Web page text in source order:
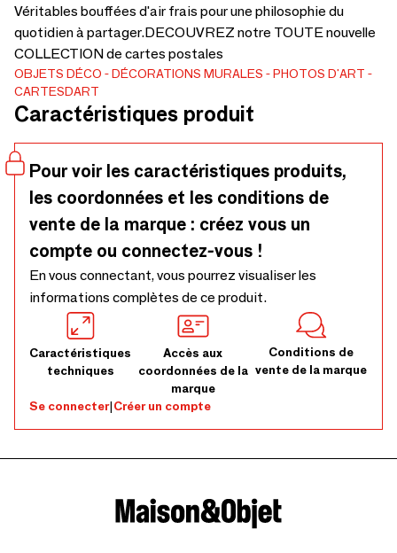
Véritables bouffées d'air frais pour une philosophie du
quotidien à partager.DECOUVREZ notre TOUTE nouvelle
COLLECTION de cartes postales
OBJETS DÉCO DÉCORATIONS MURALES
PHOTOS D'ART
CARTESDART
Caractéristiques produit
Pour voir les caractéristiques produits,
les coordonnées et les conditions de
vente de la marque : créez vous un
compte ou connectez-vous !
En vous connectant, vous pourrez visualiser les
informations complètes de ce produit.
Caractéristiques
techniques
Accès aux
coordonnées de la
marque
Conditions de
vente de la marque
Se connecter|Créer un compte